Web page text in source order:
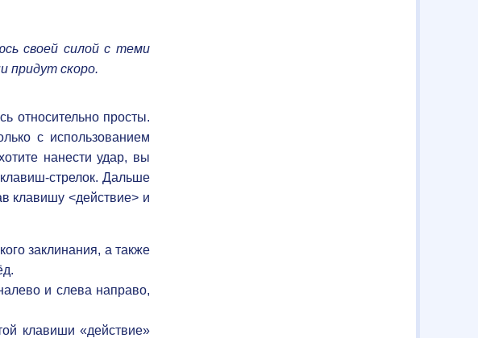
своей силой с теми
придут скоро.
относительно просты.
с использованием
нанести удар, вы
стрелок. Дальше
клавишу <действие> и
заклинания, а также
и слева направо,
клавиши «действие»